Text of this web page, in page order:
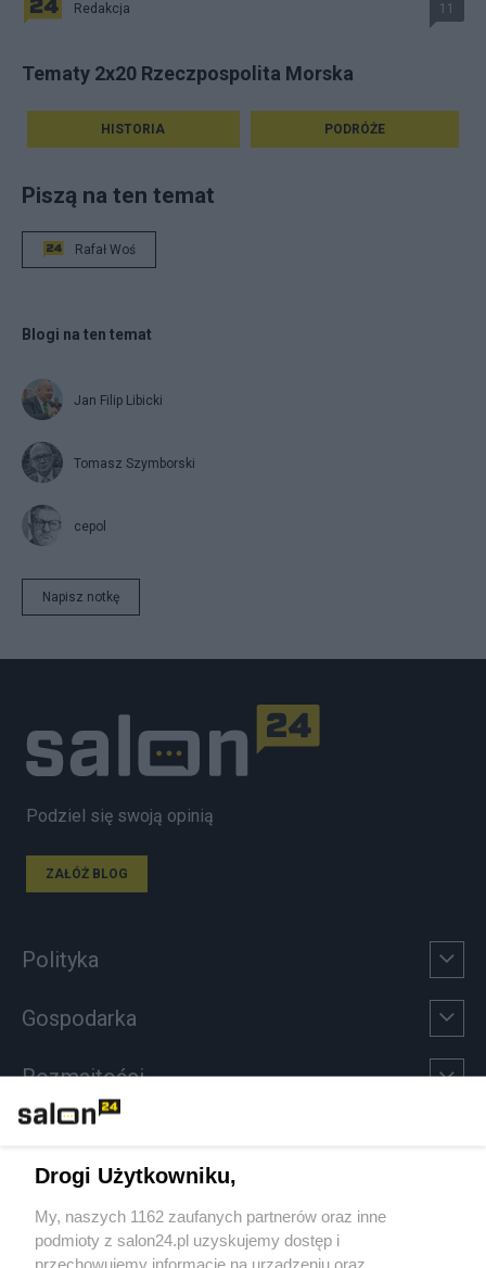
Redakcja 11
Tematy 2x20 Rzeczpospolita Morska
HISTORIA PODRÓŻE
Piszą na ten temat
Rafał Woś
Blogi na ten temat
Jan Filip Libicki
Tomasz Szymborski
cepol
Napisz notkę
Podziel się swoją opinią
ZAŁÓŻ BLOG
Polityka
Gospodarka
Rozmaitości
Sport
Społeczeństwo
Drogi Użytkowniku,
My, naszych 1162 zaufanych partnerów oraz inne
podmioty z salon24.pl uzyskujemy dostęp i
przechowujemy informacje na urządzeniu oraz